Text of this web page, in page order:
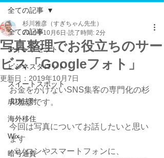
全ての記事
マインドセット
ビジネスタロット
スイートスポット
成功法則
海外移住
Wix
暗号通貨
全ての記事
写真整理でお役立ちのサー
ビス「Googleフォト」
杉川雅彦（すぎちゃん先生）
2019年10月6日 読了時間: 2分
更新日： 2019年10月7日
お金をかけないSNS集客の専門化の杉
川雅彦です。
今回は写真についてお話したいと思い
ます
パソコンやスマートフォンに、